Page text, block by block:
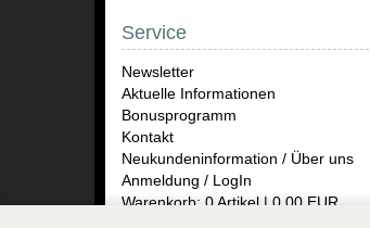
Service
Newsletter
Aktuelle Informationen
Bonusprogramm
Kontakt
Neukundeninformation / Über uns
Anmeldung / LogIn
Warenkorb: 0 Artikel | 0,00 EUR